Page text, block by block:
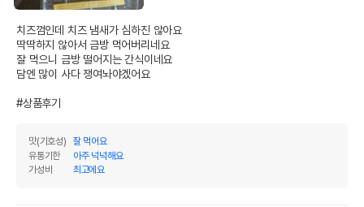
치즈껌인데 치즈 냄새가 심하진 않아요
딱딱하지 않아서 금방 먹어버리네요
잘 먹으니 금방 떨어지는 간식이네요
담엔 많이 사다 쟁여놔야겠어요
#상품후기
맛(기호성)
잘 먹어요
유통기한
아주 넉넉해요
가성비
최고에요